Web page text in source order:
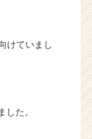
けていまし
た。